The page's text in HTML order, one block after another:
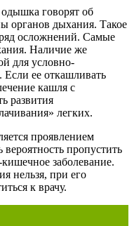
говорят об
органов дыхания. Такое
осложнений. Самые
Наличие же
для условно-
ее откашливать
кашля с
развития
легких.
проявлением
пропустить
заболевание.
нельзя, при его
к врачу.